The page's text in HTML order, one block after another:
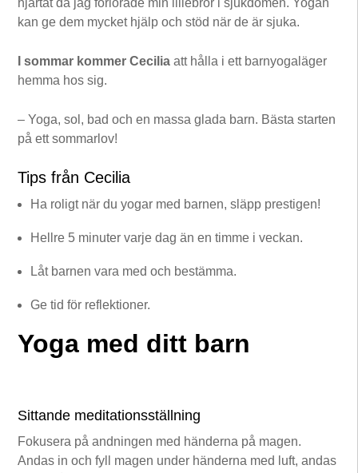
hjärtat då jag förlorade min lillebror i sjukdomen. Yogan
kan ge dem mycket hjälp och stöd när de är sjuka.
I sommar kommer Ceciliaatt hålla i ett barnyogaläger
hemma hos sig.
– Yoga, sol, bad och en massa glada barn. Bästa starten
på ett sommarlov!
Tips från Cecilia
Ha roligt när du yogar med barnen, släpp prestigen!
Hellre 5 minuter varje dag än en timme i veckan.
Låt barnen vara med och bestämma.
Ge tid för reflektioner.
Yoga med ditt barn
Sittande meditationsställning
Fokusera på andningen med händerna på magen.
Andas in och fyll magen under händerna med luft, andas